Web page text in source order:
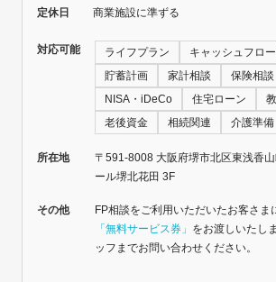
定休日 商業施設に準ずる
対応可能 ライフプラン
キャッシュフロ
貯蓄計画
家計相談 保険相談
NISA・iDeCo
住宅ローン
老後資金
相続関連 介護準備
所在地
〒591-8008 大阪府堺市北区東浅香
ール堺北花田 3F
その他 FP相談をご利用いただいたお客さま
「無料サービス券」 をお渡しいたし
ッフまでお問い合わせください。